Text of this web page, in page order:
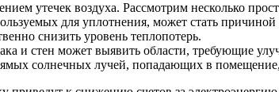
утечек воздуха. Рассмотрим несколько
для уплотнения, может стать причиной
снизить уровень теплопотерь.
и стен может выявить области, требующие
солнечных лучей, попадающих в